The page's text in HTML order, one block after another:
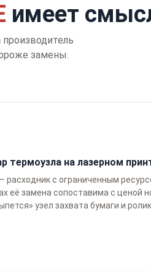
имеет
замены.
термоузла на лазерном
расходник с ограниченным
её замена сопоставима с ценой
узел захвата бумаги и